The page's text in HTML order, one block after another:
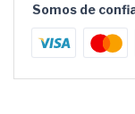
Somos de